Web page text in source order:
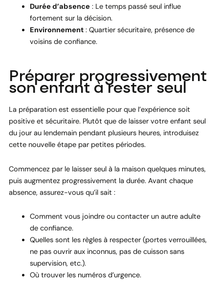
Durée d’absence : Le temps passé seul influe
fortement sur la décision.
Environnement : Quartier sécuritaire, présence de
voisins de confiance.
Préparer progressivement
son enfant à rester seul
La préparation est essentielle pour que l’expérience soit
positive et sécuritaire. Plutôt que de laisser votre enfant seul
du jour au lendemain pendant plusieurs heures, introduisez
cette nouvelle étape par petites périodes.
Commencez par le laisser seul à la maison quelques minutes,
puis augmentez progressivement la durée. Avant chaque
absence, assurez-vous qu’il sait :
Comment vous joindre ou contacter un autre adulte
de confiance.
Quelles sont les règles à respecter (portes verrouillées,
ne pas ouvrir aux inconnus, pas de cuisson sans
supervision, etc.).
Où trouver les numéros d’urgence.